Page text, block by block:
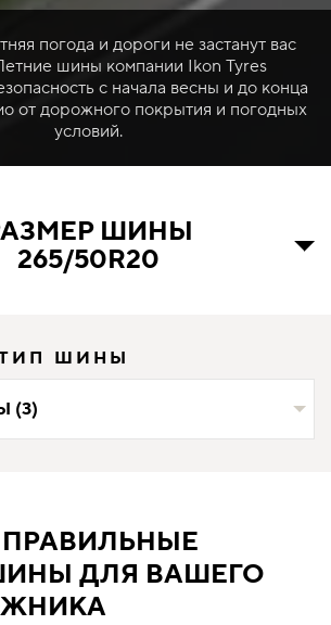
погода и дороги не застанут вас
шины компании Ikon Tyres
с начала весны и до конца
от дорожного покрытия и погодных
условий.
ШИНЫ
265/50R20
ШИНЫ
(3)
ДЛЯ ВАШЕГО